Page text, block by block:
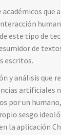
que
este tipo de
de
escritos.
y análisis que
artificiales
por un
sesgo
la aplicación